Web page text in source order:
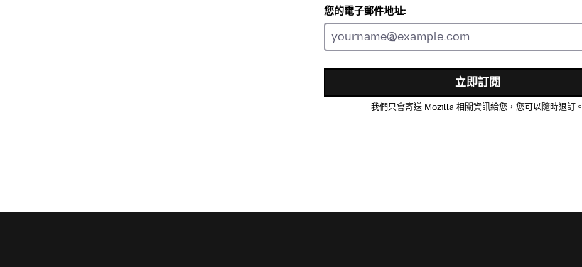
您的電子郵件地址:
立即訂閱
我們只會寄送 Mozilla 相關資訊給您，您可以隨時退訂。